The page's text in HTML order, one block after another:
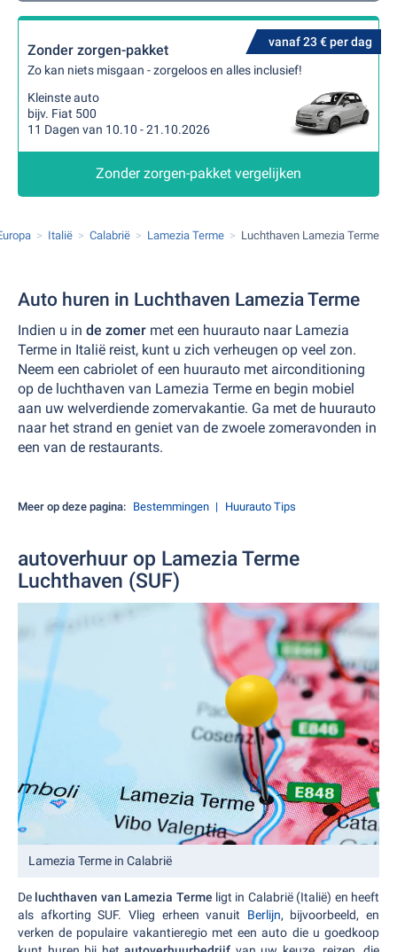
vanaf 23 € per dag
Zonder zorgen-pakket
Zo kan niets misgaan - zorgeloos en alles inclusief!
Kleinste auto
bijv. Fiat 500
11 Dagen van 10.10 - 21.10.2026
Zonder zorgen-pakket vergelijken
Italië Calabrië Lamezia Terme Luchthaven Lamezia Terme
Auto huren in Luchthaven Lamezia Terme
Indien u in de zomer met een huurauto naar Lamezia
Terme in Italië reist, kunt u zich verheugen op veel zon.
Neem een cabriolet of een huurauto met airconditioning
op de luchthaven van Lamezia Terme en begin mobiel
aan uw welverdiende zomervakantie. Ga met de huurauto
naar het strand en geniet van de zwoele zomeravonden in
een van de restaurants.
Meer op deze pagina: Bestemmingen Huurauto Tips
autoverhuur op Lamezia Terme
Luchthaven (SUF)
Lamezia Terme in Calabrië
De luchthaven van Lamezia Terme ligt in Calabrië (Italië) en heeft
als afkorting SUF. Vlieg erheen vanuit Berlijn, bijvoorbeeld, en
verken de populaire vakantieregio met een auto die u goedkoop